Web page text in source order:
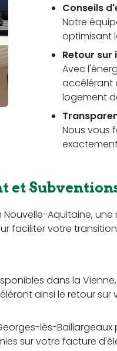
Conseils
Notre
optimisant
Retour
Avec
accélérant
logement
Nous vous
et
Aquitaine,
faciliter votre transition
dans la
ainsi le retour sur
lès-
sur votre facture